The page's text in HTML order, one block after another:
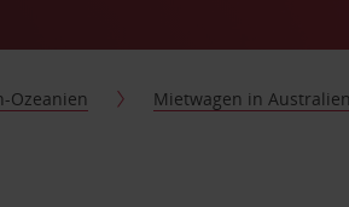
Ozeanien Mietwagen in Australien